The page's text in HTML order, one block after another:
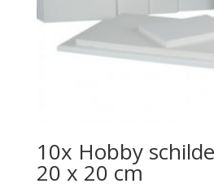
10x Hobby
20 x 20 cm